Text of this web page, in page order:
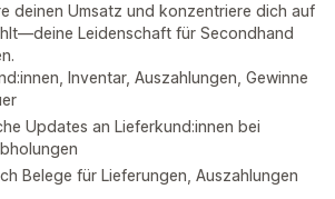
deinen Umsatz und konzentriere dich auf
Leidenschaft für Secondhand
Inventar, Auszahlungen, Gewinne
Updates an Lieferkund:innen bei
Belege für Lieferungen, Auszahlungen